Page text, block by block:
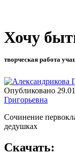
Хочу
творческая работа
Опубликовано
Григорьевна
Сочинение
дедушках
Скачать: